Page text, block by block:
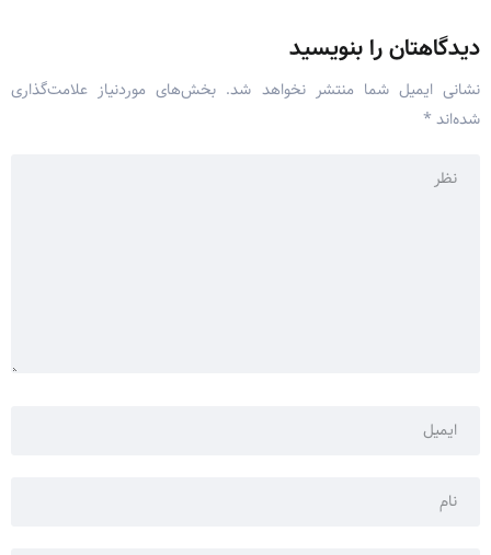
دیدگاهتان را بنویسید
نشانی ایمیل شما منتشر نخواهد شد. بخش‌های موردنیاز علامت‌گذاری
شده‌اند *